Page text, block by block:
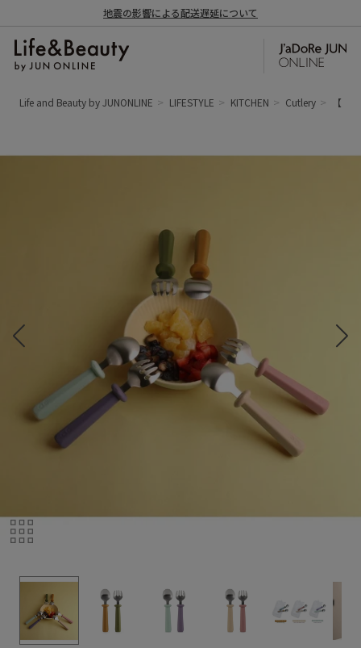
地震の影響による配送遅延について
Life and Beauty by JUNONLINE LIFESTYLE KITCHEN Cutlery 【